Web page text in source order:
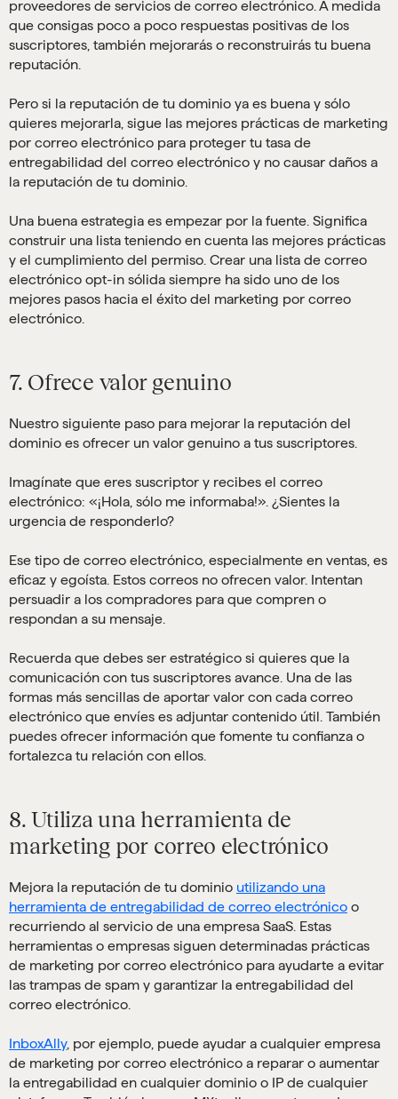
proveedores de servicios de correo electrónico. A medida
que consigas poco a poco respuestas positivas de los
suscriptores, también mejorarás o reconstruirás tu buena
reputación.
Pero si la reputación de tu dominio ya es buena y sólo
quieres mejorarla, sigue las mejores prácticas de marketing
por correo electrónico para proteger tu tasa de
entregabilidad del correo electrónico y no causar daños a
la reputación de tu dominio.
Una buena estrategia es empezar por la fuente. Significa
construir una lista teniendo en cuenta las mejores prácticas
y el cumplimiento del permiso. Crear una lista de correo
electrónico opt-in sólida siempre ha sido uno de los
mejores pasos hacia el éxito del marketing por correo
electrónico.
7. Ofrece valor genuino
Nuestro siguiente paso para mejorar la reputación del
dominio es ofrecer un valor genuino a tus suscriptores.
Imagínate que eres suscriptor y recibes el correo
electrónico: «¡Hola, sólo me informaba!». ¿Sientes la
urgencia de responderlo?
Ese tipo de correo electrónico, especialmente en ventas, es
eficaz y egoísta. Estos correos no ofrecen valor. Intentan
persuadir a los compradores para que compren o
respondan a su mensaje.
Recuerda que debes ser estratégico si quieres que la
comunicación con tus suscriptores avance. Una de las
formas más sencillas de aportar valor con cada correo
electrónico que envíes es adjuntar contenido útil. También
puedes ofrecer información que fomente tu confianza o
fortalezca tu relación con ellos.
8. Utiliza una herramienta de
marketing por correo electrónico
Mejora la reputación de tu dominio utilizando una
herramienta de entregabilidad de correo electrónico o
recurriendo al servicio de una empresa SaaS. Estas
herramientas o empresas siguen determinadas prácticas
de marketing por correo electrónico para ayudarte a evitar
las trampas de spam y garantizar la entregabilidad del
correo electrónico.
InboxAlly, por ejemplo, puede ayudar a cualquier empresa
de marketing por correo electrónico a reparar o aumentar
la entregabilidad en cualquier dominio o IP de cualquier